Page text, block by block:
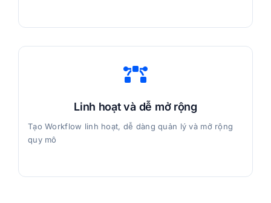
Linh hoạt và dễ mở rộng
Tạo Workflow linh hoạt, dễ dàng quản lý và mở rộng
quy mô